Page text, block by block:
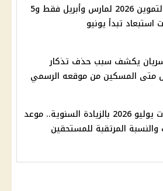
منحة التموين 2026 لمارس وأبريل فقط و5
استبعاد تبدأ يونيو
يكشف سبب حذف تذكار
متى المسكين من موقعه الرسمي
معاشات يوليو 2026 بالزيادة السنوية.. موعد
المرتقبة للمستحقين